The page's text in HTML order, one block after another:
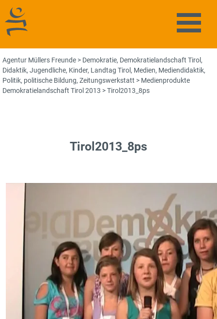
Agentur Müllers Freunde
Agentur Müllers Freunde > Demokratie, Demokratielandschaft Tirol ,
Didaktik, Jugendliche, Kinder, Landtag Tirol , Medien, Mediendidaktik,
Politik, politische Bildung, Zeitungswerkstatt > Medienprodukte
Demokratielandschaft Tirol 2013 >Tirol2013_8ps
Tirol2013_8ps